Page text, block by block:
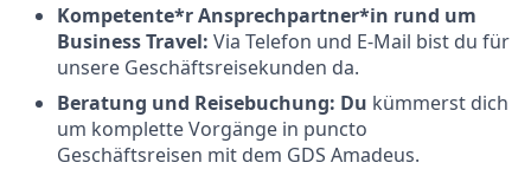
Kompetente*r Ansprechpartner*in rund um
Business Travel: Via Telefon und E-Mail bist du für
unsere Geschäftsreisekunden da.
Beratung und Reisebuchung: Du kümmerst dich
um komplette Vorgänge in puncto
Geschäftsreisen mit dem GDS Amadeus.